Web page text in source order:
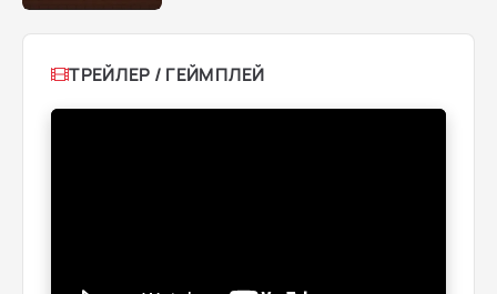
ТРЕЙЛЕР / ГЕЙМПЛЕЙ